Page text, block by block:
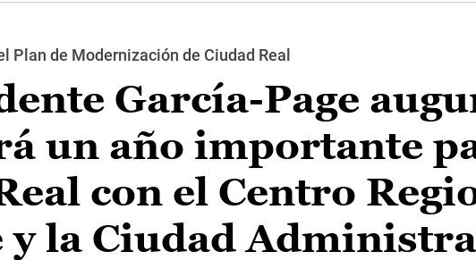
Plan de Modernización de Ciudad Real
García-Page
un año importante
con el Centro
y la Ciudad